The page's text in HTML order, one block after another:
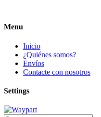
Menu
Inicio
¿Quiénes somos?
Envíos
Contacte con nosotros
Settings